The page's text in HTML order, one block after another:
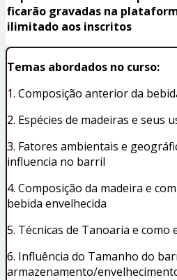
ficarão gravadas na
ilimitado aos inscritos
Temas abordados no curso:
1. Composição anterior da
2. Espécies de madeiras e seus
3. Fatores ambientais e
influencia no barril
4. Composição da madeira e
bebida envelhecida
5. Técnicas de Tanoaria e como
6. Influência do Tamanho do
armazenamento/